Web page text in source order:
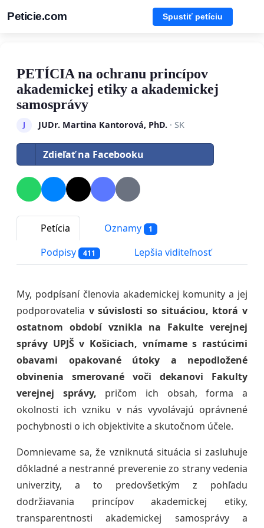
Peticie.com Spustiť petíciu
PETÍCIA na ochranu princípov
akademickej etiky a akademickej
samosprávy
J JUDr. Martina Kantorová, PhD.· SK
Zdieľať na Facebooku
Petícia Oznamy 1
Podpisy 411 Lepšia viditeľnosť
My, podpísaní členovia akademickej komunity a jej
podporovatelia v súvislosti so situáciou, ktorá v
ostatnom období vznikla na Fakulte verejnej
správy UPJŠ v Košiciach, vnímame s rastúcimi
obavami opakované útoky a nepodložené
obvinenia smerované voči dekanovi Fakulty
verejnej správy, pričom ich obsah, forma a
okolnosti ich vzniku v nás vyvolávajú oprávnené
pochybnosti o ich objektivite a skutočnom účele.
Domnievame sa, že vzniknutá situácia si zasluhuje
dôkladné a nestranné preverenie zo strany vedenia
univerzity, a to predovšetkým z pohľadu
dodržiavania princípov akademickej etiky,
transparentnosti akademickej samosprávy a